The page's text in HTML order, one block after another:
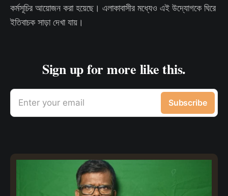
কর্মসূচির আয়োজন করা হয়েছে। এলাকাবাসীর মধ্যেও এই উদ্যোগকে ঘিরে
ইতিবাচক সাড়া দেখা যায়।
Sign up for more like this.
Enter your email Subscribe